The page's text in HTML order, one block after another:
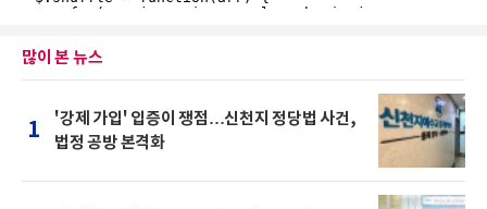
많이 본 뉴스
1
'강제 가입' 입증이 쟁점…신천지 정당법 사건,
법정 공방 본격화